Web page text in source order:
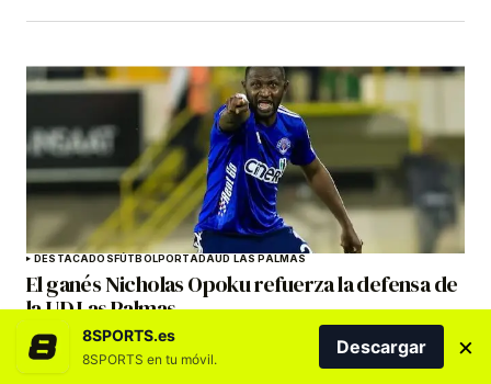
DESTACADOS FÚTBOLPORTADAUD LAS PALMAS
El ganés Nicholas Opoku refuerza la defensa de
la UD Las Palmas
8SPORTS.es
8SPORTS en tu móvil.
Descargar ×